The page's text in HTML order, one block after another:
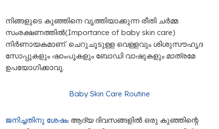
നിങ്ങളുടെ കുഞ്ഞിനെ വൃത്തിയാക്കുന്ന രീതി ചർമ്മ
സംരക്ഷണത്തിൽ(Importance of baby skin care)
നിർണായകമാണ്. ചെറുചൂടുള്ള വെള്ളവും ശിശുസൗഹൃദ
സോപ്പുകളും ഷാംപൂകളും ബോഡി വാഷുകളും മാത്രമേ
ഉപയോഗിക്കാവൂ.
Baby Skin Care Routine
ജനിച്ചതിനു ശേഷംആദ്യ ദിവസങ്ങളിൽ ഒരു കുഞ്ഞിന്റെ